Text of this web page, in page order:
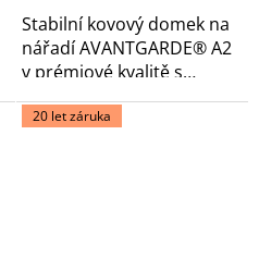
Stabilní kovový domek na
nářadí AVANTGARDE® A2
v prémiové kvalitě s
pultovou...
20 let záruka